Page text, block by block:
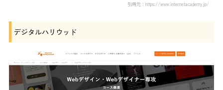
引用元：https://www.internetacademy.jp/
デジタルハリウッド